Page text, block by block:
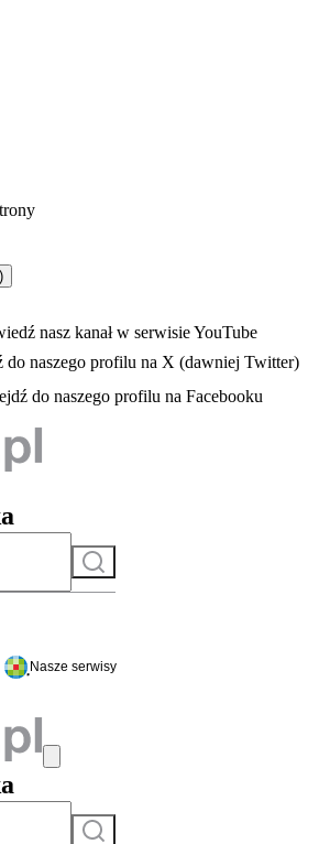
się w nowej karcie
otwiera się w nowej karcie
nasz kanał w serwisie YouTube
nowej karcie
do naszego profilu na X (dawniej Twitter)
- otwiera się w nowej karcie
do naszego profilu na Facebooku
Szukaj
do serwisu
Nasze serwisy
Szukaj